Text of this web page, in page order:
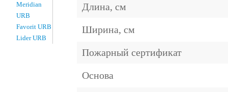
Meridian
URB
Favorit URB
Lider URB
Длина, см
Ширина, см
Пожарный сертификат
Основа